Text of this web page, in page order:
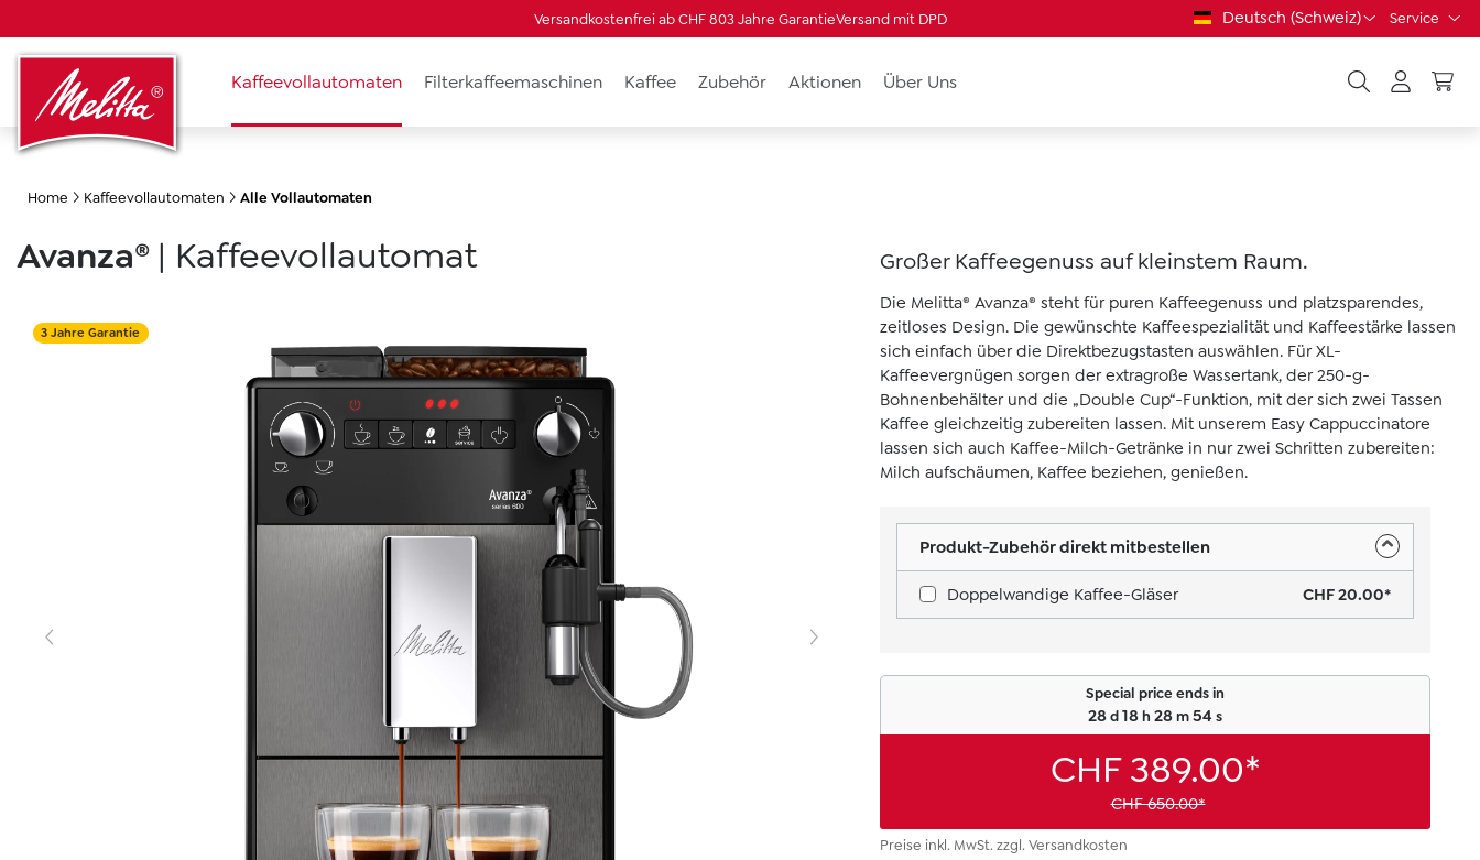
Versandkostenfrei ab CHF 803 Jahre GarantieVersand mit DPD Deutsch (Schweiz) Service
Kaffeevollautomaten Filterkaffeemaschinen Kaffee Zubehör Aktionen Über Uns
Home Kaffeevollautomaten Alle Vollautomaten
Avanza® | Kaffeevollautomat
Skip image gallery
3 Jahre Garantie
Großer Kaffeegenuss auf kleinstem Raum.
Die Melitta® Avanza® steht für puren Kaffeegenuss und platzsparendes,
zeitloses Design. Die gewünschte Kaffeespezialität und Kaffeestärke lassen
sich einfach über die Direktbezugstasten auswählen. Für XL-
Kaffeevergnügen sorgen der extragroße Wassertank, der 250-g-
Bohnenbehälter und die „Double Cup“-Funktion, mit der sich zwei Tassen
Kaffee gleichzeitig zubereiten lassen. Mit unserem Easy Cappuccinatore
lassen sich auch Kaffee-Milch-Getränke in nur zwei Schritten zubereiten:
Milch aufschäumen, Kaffee beziehen, genießen.
Produkt-Zubehör direkt mitbestellen
Doppelwandige Kaffee-Gläser CHF 20.00*
Special price ends in
28d18h 28m53s
CHF 389.00*
CHF 650.00*
Preise inkl. MwSt. zzgl. Versandkosten